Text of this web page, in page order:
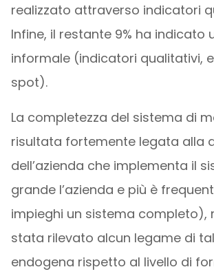
realizzato attraverso indicatori
Infine, il restante 9% ha indicato
informale (indicatori qualitativi,
spot).
La completezza del sistema di
risultata fortemente legata alla
dell’azienda che implementa il
grande l’azienda e più è
impieghi un sistema completo),
stata rilevato alcun legame di
endogena rispetto al livello di